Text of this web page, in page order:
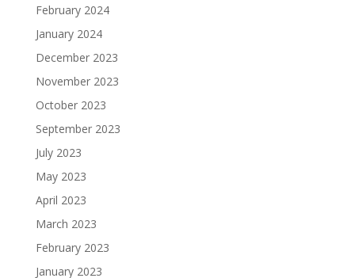
February 2024
January 2024
December 2023
November 2023
October 2023
September 2023
July 2023
May 2023
April 2023
March 2023
February 2023
January 2023